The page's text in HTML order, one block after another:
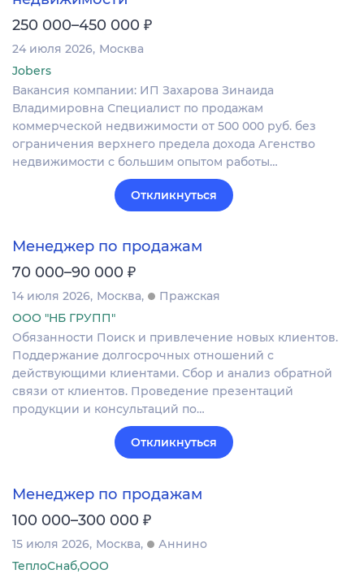
250 000–450 000 ₽
24 июля 2026 Москва
Jobers
Вакансия компании: ИП Захарова Зинаида
Владимировна Специалист по продажам
коммерческой недвижимости от 500 000 руб. без
ограничения верхнего предела дохода Агенство
недвижимости с большим опытом работы…
Откликнуться
Менеджер по продажам
70 000–90 000 ₽
14 июля 2026 Москва
Пражская
ООО "НБ ГРУПП"
Обязанности Поиск и привлечение новых клиентов.
Поддержание долгосрочных отношений с
действующими клиентами. Сбор и анализ обратной
связи от клиентов. Проведение презентаций
продукции и консультаций по…
Откликнуться
Менеджер по продажам
100 000–300 000 ₽
15 июля 2026 Москва
Аннино
ТеплоСнаб,ООО